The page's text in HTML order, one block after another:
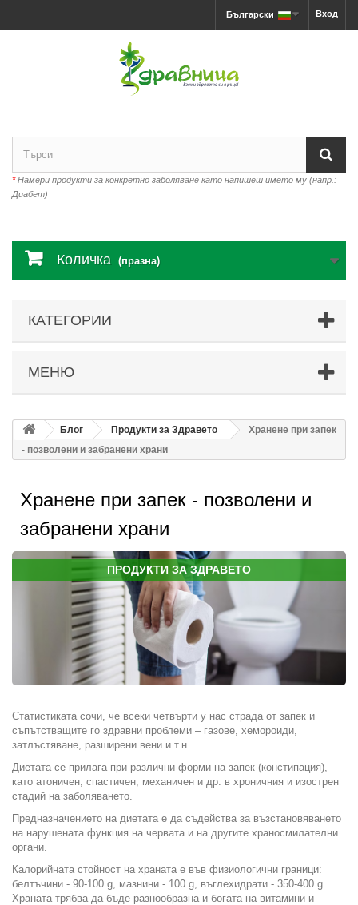
Вход
Български
*Намери продукти за конкретно заболяване като напишеш името му (напр.:
Диабет)
Количка (празна)
КАТЕГОРИИ
МЕНЮ
Блог Продукти за Здравето
Хранене при запек
- позволени и забранени храни
Хранене при запек - позволени и
забранени храни
ПРОДУКТИ ЗА ЗДРАВЕТО
Статистиката сочи, че всеки четвърти у нас страда от запек и
съпътстващите го здравни проблеми – газове, хемороиди,
затлъстяване, разширени вени и т.н.
Диетата се прилага при различни форми на запек (констипация),
като атоничен, спастичен, механичен и др. в хроничния и изострен
стадий на заболяването.
Предназначението на диетата е да съдейства за възстановяването
на нарушената функция на червата и на другите храносмилателни
органи.
Калорийната стойност на храната е във физиологични граници:
белтъчини - 90-100 g, мазнини - 100 g, въглехидрати - 350-400 g.
Храната трябва да бъде разнообразна и богата на витамини и